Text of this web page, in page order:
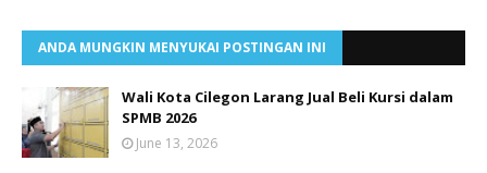
ANDA MUNGKIN MENYUKAI POSTINGAN INI
Wali Kota Cilegon Larang Jual Beli Kursi dalam
SPMB 2026
June 13, 2026